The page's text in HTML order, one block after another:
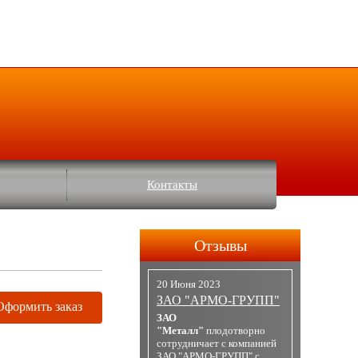
Контакты
заказ
Отзывы
20 Июня 2023
ЗАО "АРМО-ГРУПП"
ЗАО
"Металл" плодотворно
сотрудничает с компанией